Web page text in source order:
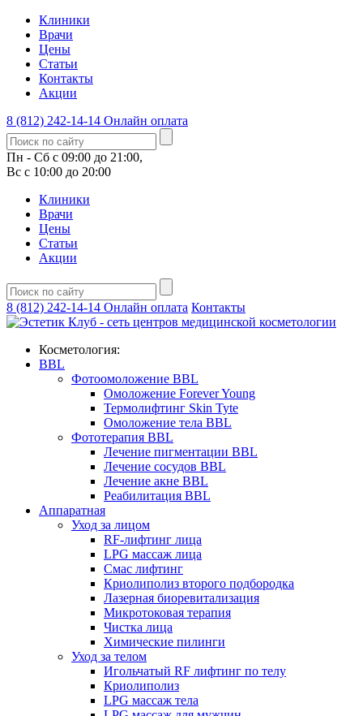
Клиники
Врачи
Цены
Статьи
Контакты
Акции
8 (812) 242-14-14 Онлайн оплата
Пн - Сб с 09:00 до 21:00,
Вс с 10:00 до 20:00
Клиники
Врачи
Цены
Статьи
Акции
8 (812) 242-14-14 Онлайн оплата Контакты
Косметология:
BBL
Фотоомоложение BBL
Омоложение Forever Young
Термолифтинг Skin Tyte
Омоложение тела BBL
Фототерапия BBL
Лечение пигментации BBL
Лечение сосудов BBL
Лечение акне BBL
Реабилитация BBL
Аппаратная
Уход за лицом
RF-лифтинг лица
LPG массаж лица
Смас лифтинг
Криолиполиз второго подбородка
Лазерная биоревитализация
Микротоковая терапия
Чистка лица
Химические пилинги
Уход за телом
Игольчатый RF лифтинг по телу
Криолиполиз
LPG массаж тела